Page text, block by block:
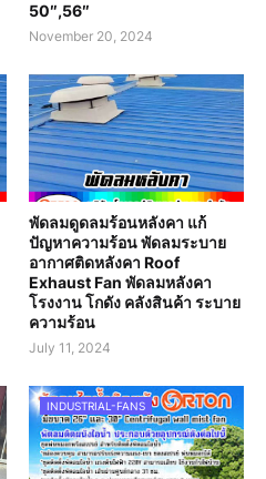
50″,56″
November 20, 2024
พัดลมดูดลมร้อนหลังคา แก้
ปัญหาความร้อน พัดลมระบาย
อากาศติดหลังคา Roof
Exhaust Fan พัดลมหลังคา
โรงงาน โกดัง คลังสินค้า ระบาย
ความร้อน
July 11, 2024
INDUSTRIAL-FANS